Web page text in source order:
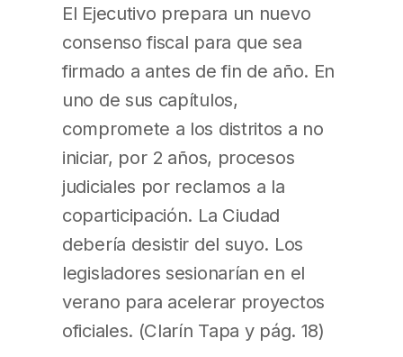
El Ejecutivo prepara un nuevo
consenso fiscal para que sea
firmado a antes de fin de año. En
uno de sus capítulos,
compromete a los distritos a no
iniciar, por 2 años, procesos
judiciales por reclamos a la
coparticipación. La Ciudad
debería desistir del suyo. Los
legisladores sesionarían en el
verano para acelerar proyectos
oficiales. (Clarín Tapa y pág. 18)